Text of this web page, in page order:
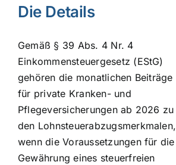
Die Details
Gemäß § 39 Abs. 4 Nr. 4
Einkommensteuergesetz (EStG)
gehören die monatlichen Beiträge
für private Kranken- und
Pflegeversicherungen ab 2026 zu
den Lohnsteuerabzugsmerkmalen,
wenn die Voraussetzungen für die
Gewährung eines steuerfreien